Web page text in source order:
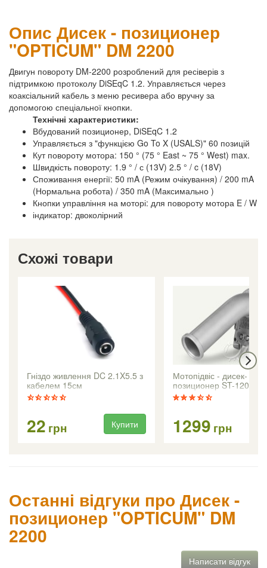
Опис Дисек - позиционер
"OPTICUM" DM 2200
Двигун повороту DM-2200 розроблений для ресіверів з
підтримкою протоколу DiSEqC 1.2. Управляється через
коаксіальний кабель з меню ресивера або вручну за
допомогою спеціальної кнопки.
Технічні характеристики:
Вбудований позиционер, DiSEqC 1.2
Управляється з "функцією Go To X (USALS)" 60 позицій
Кут повороту мотора: 150 ° (75 ° East ~ 75 ° West) max.
Швидкість повороту: 1.9 ° / с (13V) 2.5 ° / c (18V)
Споживання енергії: 50 mA (Режим очікування) / 200 mA
(Нормальна робота) / 350 mA (Максимально )
Кнопки управління на моторі: для повороту мотора E / W
індикатор: двоколірний
Схожі товари
Гніздо живлення DC 2.1X5.5 з
кабелем 15см
22 грн Купити
Мотопідвіс - дисек-
позиционер ST-120 +
1299 грн
Останні відгуки про Дисек -
позиционер "OPTICUM" DM
2200
Написати відгук